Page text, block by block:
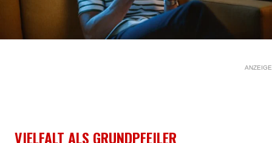
ANZEIGE
VIELFALT ALS GRUNDPFEILER